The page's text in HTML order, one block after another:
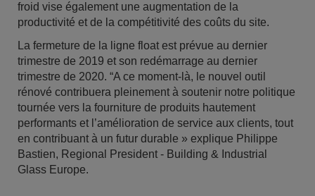
froid vise également une augmentation de la
productivité et de la compétitivité des coûts du site.
La fermeture de la ligne float est prévue au dernier
trimestre de 2019 et son redémarrage au dernier
trimestre de 2020. “A ce moment-là, le nouvel outil
rénové contribuera pleinement à soutenir notre politique
tournée vers la fourniture de produits hautement
performants et l’amélioration de service aux clients, tout
en contribuant à un futur durable » explique Philippe
Bastien, Regional President - Building & Industrial
Glass Europe.